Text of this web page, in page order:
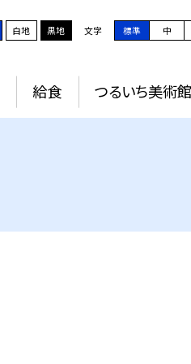
白地 黒地 文字 標準 中
給食 つるいち美術館